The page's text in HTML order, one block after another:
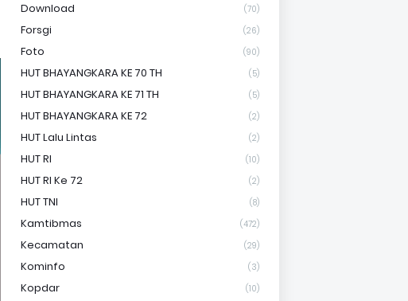
Download (70)
Forsgi (26)
Foto (90)
HUT BHAYANGKARA KE 70 TH (5)
HUT BHAYANGKARA KE 71 TH (5)
HUT BHAYANGKARA KE 72 (2)
HUT Lalu Lintas (2)
HUT RI (10)
HUT RI Ke 72 (2)
HUT TNI (8)
Kamtibmas (472)
Kecamatan (29)
Kominfo (3)
Kopdar (10)